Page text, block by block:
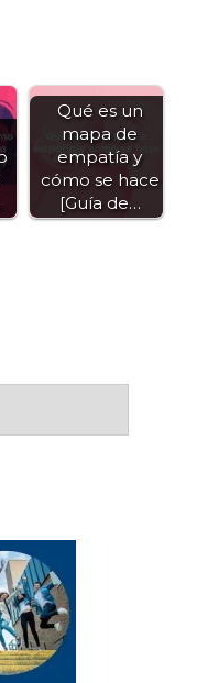
Qué es un
mapa de
empatía y
cómo se hace
[Guía de…